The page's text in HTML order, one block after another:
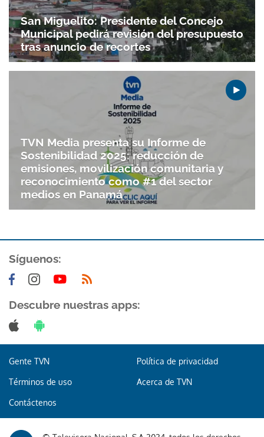
San Miguelito: Presidente del Concejo
Municipal pedirá revisión del presupuesto
tras anuncio de recortes
TVN Media presenta su Informe de
Sostenibilidad 2025: reducción de
emisiones, movilización comunitaria y
reconocimiento como #1 del sector
medios en Panamá
Síguenos:
Descubre nuestras apps:
Gente TVN Política de privacidad
Términos de uso Acerca de TVN
Contáctenos